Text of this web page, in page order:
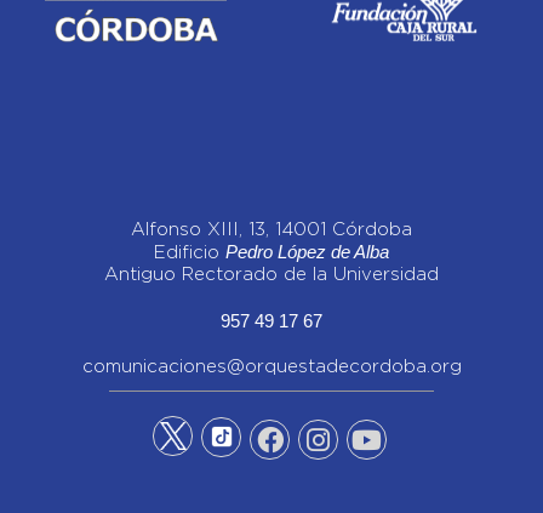
Alfonso XIII, 13, 14001 Córdoba
Edificio Pedro López de Alba
Antiguo Rectorado de la Universidad
957 49 17 67
comunicaciones@orquestadecordoba.org